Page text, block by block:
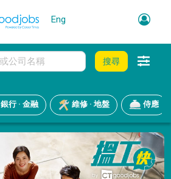
Eng
搜尋
銀行 · 金融 維修 · 地盤 侍應